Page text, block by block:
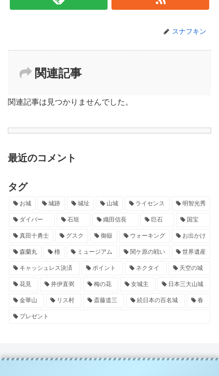
スナフキン
関連記事
関連記事は見つかりませんでした。
最近のコメント
タグ
お城 城跡 城址 山城 ライセンス 明智光秀
ダイバー 石垣 織田信長 巨石 国宝
真田十勇士 グスク 御嶽 ウォーキング お出かけ
森蘭丸 櫓 ミュージアム 関ケ原の戦い 世界遺産
キャッシュレス決済 ポイント ネクタイ 天空の城
花見 井伊直弼 梅の花 女城主 日本三大山城
金華山 リス村 斎藤道三 続日本の百名城 春
プレゼント